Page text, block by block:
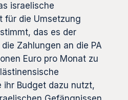
israelische
für die Umsetzung
das es der
Zahlungen an die PA
Euro pro Monat zu
ihr Budget dazu nutzt,